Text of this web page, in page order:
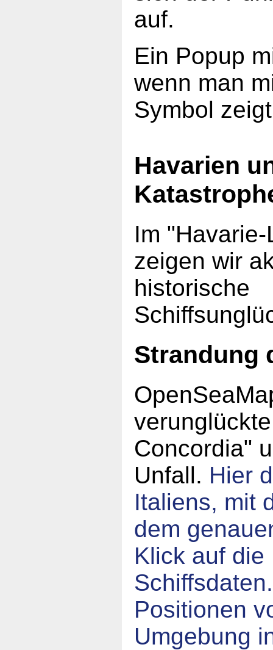
auf.
Ein Popup
wenn man
Symbol
Havarien
Im
zeigen wir
historische
Strandung
Concordia"
Unfall. Hier
Italiens, mit
dem
Klick auf
Positionen
Umgebung